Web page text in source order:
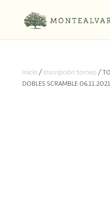
Inicio / Inscripción torneo /
DOBLES SCRAMBLE